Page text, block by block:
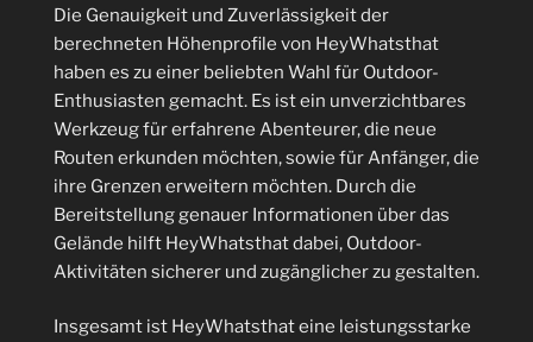
Die Genauigkeit und Zuverlässigkeit der
berechneten Höhenprofile von HeyWhatsthat
haben es zu einer beliebten Wahl für Outdoor-
Enthusiasten gemacht. Es ist ein unverzichtbares
Werkzeug für erfahrene Abenteurer, die neue
Routen erkunden möchten, sowie für Anfänger, die
ihre Grenzen erweitern möchten. Durch die
Bereitstellung genauer Informationen über das
Gelände hilft HeyWhatsthat dabei, Outdoor-
Aktivitäten sicherer und zugänglicher zu gestalten.
Insgesamt ist HeyWhatsthat eine leistungsstarke